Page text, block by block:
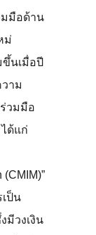
มือด้าน
ม่
ขึ้นเมื่อปี
าม
วมมือ
ด้แก่
ป็น
มีวงเงิน